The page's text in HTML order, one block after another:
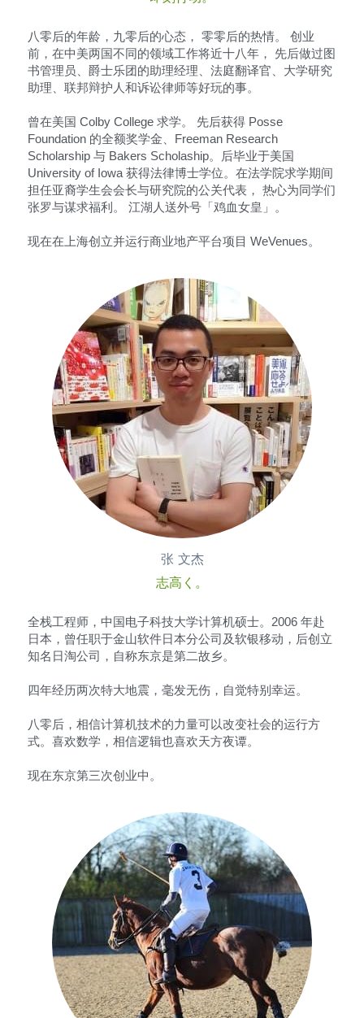
八零后的年龄，九零后的心态， 零零后的热情。 创业
前，在中美两国不同的领域工作将近十八年， 先后做过图
书管理员、爵士乐团的助理经理、法庭翻译官、大学研究
助理、联邦辩护人和诉讼律师等好玩的事。
曾在美国 Colby College 求学。 先后获得 Posse
Foundation 的全额奖学金、Freeman Research
Scholarship 与 Bakers Scholaship。后毕业于美国
University of Iowa 获得法律博士学位。在法学院求学期间
担任亚裔学生会会长与研究院的公关代表， 热心为同学们
张罗与谋求福利。 江湖人送外号「鸡血女皇」。
现在在上海创立并运行商业地产平台项目 WeVenues。
张 文杰
志高く。
全栈工程师，中国电子科技大学计算机硕士。2006 年赴
日本，曾任职于金山软件日本分公司及软银移动，后创立
知名日淘公司，自称东京是第二故乡。
四年经历两次特大地震，毫发无伤，自觉特别幸运。
八零后，相信计算机技术的力量可以改变社会的运行方
式。喜欢数学，相信逻辑也喜欢天方夜谭。
现在东京第三次创业中。